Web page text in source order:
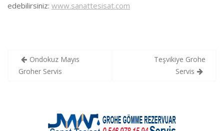
edebilirsiniz: www.sanattesisat.com
Yazı
gezinmesi
Ondokuz Mayıs
Groher Servis
Teşvikiye Grohe
Servis